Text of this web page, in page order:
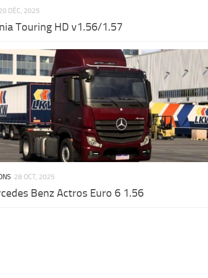
DÉC, 2025
Touring HD v1.56/1.57
28 OCT, 2025
Benz Actros Euro 6 1.56